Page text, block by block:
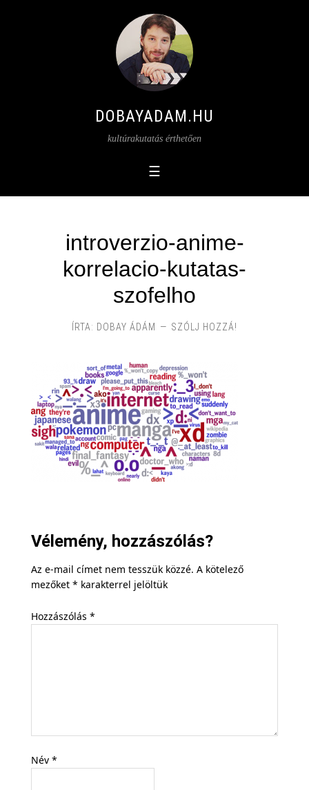
DOBAYADAM.HU
kultúrakutatás érthetően
introverzio-anime-
korrelacio-kutatas-
szofelho
ÍRTA: DOBAY ÁDÁM SZÓLJ HOZZÁ!
Vélemény, hozzászólás?
Az e-mail címet nem tesszük közzé. A kötelező
mezőket * karakterrel jelöltük
Hozzászólás *
Név *